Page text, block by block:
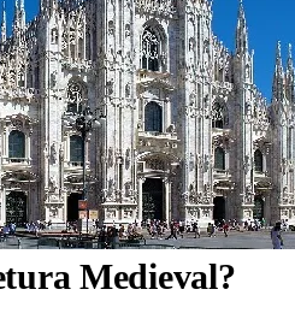
Medieval?